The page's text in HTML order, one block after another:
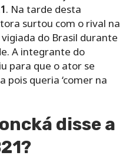
. Na tarde desta
surtou com o rival na
do Brasil durante
A integrante do
para que o ator se
pois queria ‘comer na
disse a